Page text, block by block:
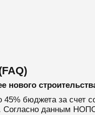
нового
45% бюджета за
данным